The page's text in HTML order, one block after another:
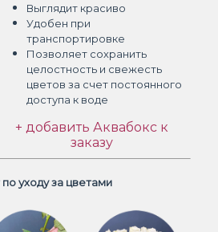
Выглядит красиво
Удобен при
транспортировке
Позволяет сохранить
целостность и свежесть
цветов за счет постоянного
доступа к воде
+ добавить Аквабокс к
заказу
уходу за цветами